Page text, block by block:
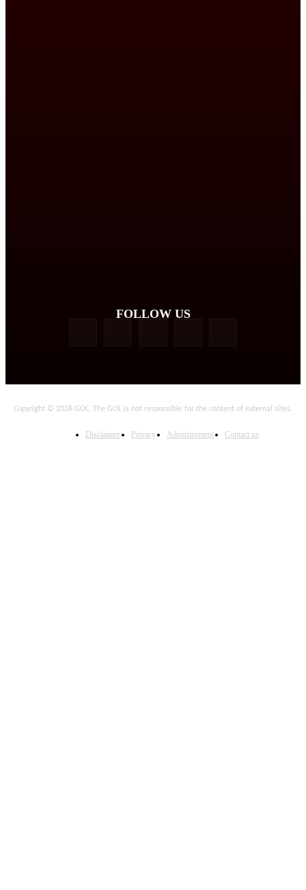
FOLLOW US
Copyright © 2026 GOL. The GOL is not responsible for the content of external sites.
Disclaimer Privacy Advertisement Contact us